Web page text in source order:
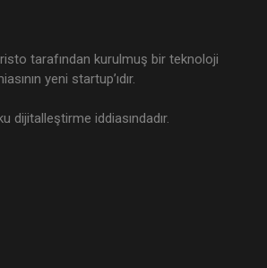
tarafından kurulmuş bir teknoloji
yeni startup’ıdır.
dijitalleştirme iddiasındadır.